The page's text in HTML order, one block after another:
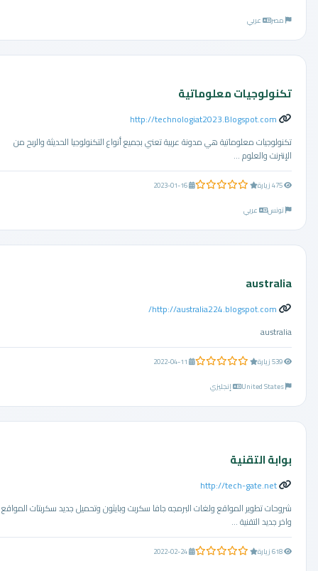
مصر
عربي
تكنولوجيات معلوماتية
http://technologiat2023.Blogspot.com
تكنولوجيات معلوماتية هي مدونة عربية تعني بجميع أنواع التكنولوجيا الحديثة والربح من
الإنترنت والعلوم ...
0.0 من 5 نجوم
2023-01-16
تونس
عربي
australia
http://australia224.blogspot.com/
australia
0.0 من 5 نجوم
2022-04-11
إنجليزي
بوابة التقنية
http://tech-gate.net
شروحات تطوير المواقع ولغات البرمجه جافا سكربت وبايثون وتحميل جديد سكربتات المواقع
واخر جديد التقنية ...
0.0 من 5 نجوم
2022-02-24